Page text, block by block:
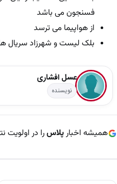
فسنجون می باشد
از هواپیما می ترسد
بلک لیست و شهرزاد سریال
عسل افشاری
نویسنده
همیشه اخبارپلاسرا در اولویت